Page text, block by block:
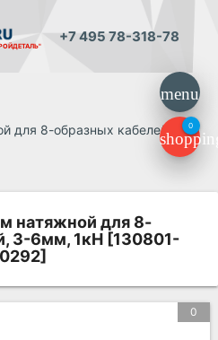
+7 495 78-318-78
menu
0
для 8-образных кабелей, 3-
натяжной для 8-
3-6мм, 1кН [130801-
0